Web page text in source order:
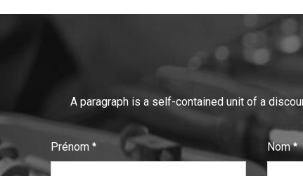
A paragraph is a self-contained unit of a
Prénom
:
0/ 280 Nom
:
0/ 280